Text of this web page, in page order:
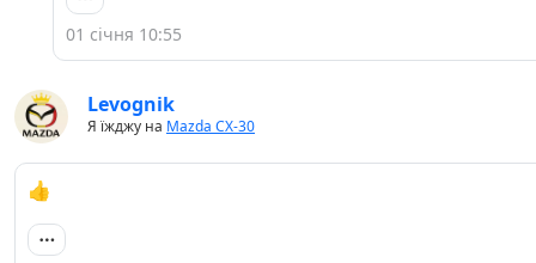
01 січня 10:55
Levognik
Я їжджу на Mazda CX-30
👍